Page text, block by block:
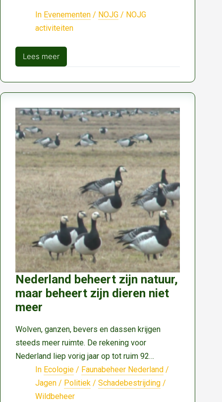
In Evenementen / NOJG / NOJG
activiteiten
Lees meer
Uitnodiging
NOJG
2026
Nederland beheert zijn natuur,
maar beheert zijn dieren niet
meer
Wolven, ganzen, bevers en dassen krijgen
steeds meer ruimte. De rekening voor
Nederland liep vorig jaar op tot ruim 92…
In Ecologie / Faunabeheer Nederland /
Jagen / Politiek / Schadebestrijding /
Wildbeheer